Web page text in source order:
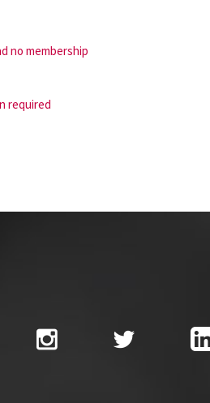
no membership
required